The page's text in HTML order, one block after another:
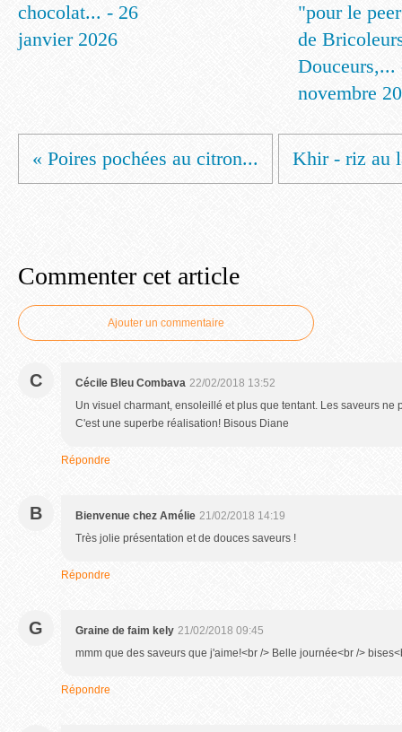
chocolat... - 26
janvier 2026
"pour le
de
Douceurs,...
novembre
« Poires pochées au citron... Khir - riz au
Commenter cet article
Ajouter un commentaire
C Cécile Bleu Combava 22/02/2018 13:52
Un visuel charmant, ensoleillé et plus que tentant. Les saveurs ne
C'est une superbe réalisation! Bisous Diane
Répondre
B Bienvenue chez Amélie 21/02/2018 14:19
Très jolie présentation et de douces saveurs !
Répondre
G Graine de faim kely 21/02/2018 09:45
mmm que des saveurs que j'aime!<br /> Belle journée<br />
Répondre